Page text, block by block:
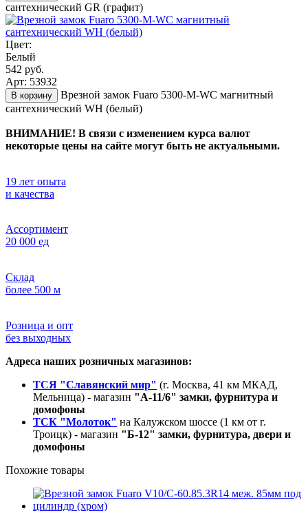
сантехнический GR (графит)
Цвет:
Белый
542 руб.
Арт: 53932
В корзину
Врезной замок Fuaro 5300-M-WС магнитный
сантехнический WH (белый)
ВНИМАНИЕ! В связи с изменением курса валют
некоторые цены на сайте могут быть не актуальными.
19 лет опыта
и качества
Ассортимент
20 000 ед
Склад
более 500 м
Розница и опт
без выходных
Адреса наших розничных магазинов:
ТСЯ "Славянский мир" (г. Москва, 41 км МКАД,
Мельница) - магазин "А-11/6" замки, фурнитура и
домофоны
ТСК "Молоток" на Калужском шоссе (1 км от г.
Троицк) - магазин "Б-12" замки, фурнитура, двери и
домофоны
Похожие товары